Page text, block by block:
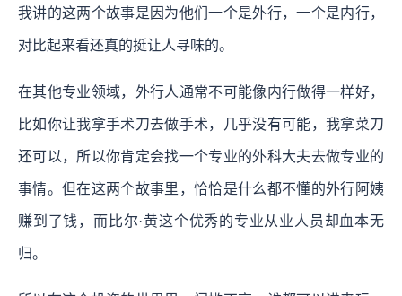
我讲的这两个故事是因为他们一个是外行，一个是内行，
对比起来看还真的挺让人寻味的。
在其他专业领域，外行人通常不可能像内行做得一样好，
比如你让我拿手术刀去做手术，几乎没有可能，我拿菜刀
还可以，所以你肯定会找一个专业的外科大夫去做专业的
事情。但在这两个故事里，恰恰是什么都不懂的外行阿姨
赚到了钱，而比尔·黄这个优秀的专业从业人员却血本无
归。